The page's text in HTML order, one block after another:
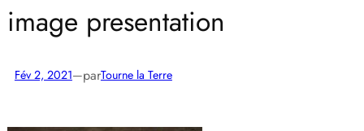
image presentation
Fév 2, 2021—parTourne la Terre